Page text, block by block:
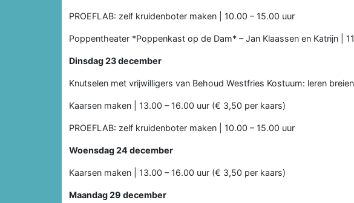
PROEFLAB: zelf kruidenboter maken | 10.00 – 15.00 uur
Poppentheater *Poppenkast op de Dam* – Jan Klaassen en Katrijn |
Dinsdag 23 december
Knutselen met vrijwilligers van Behoud Westfries Kostuum: leren breien
Kaarsen maken | 13.00 – 16.00 uur (€ 3,50 per kaars)
PROEFLAB: zelf kruidenboter maken | 10.00 – 15.00 uur
Woensdag 24 december
Kaarsen maken | 13.00 – 16.00 uur (€ 3,50 per kaars)
Maandag 29 december